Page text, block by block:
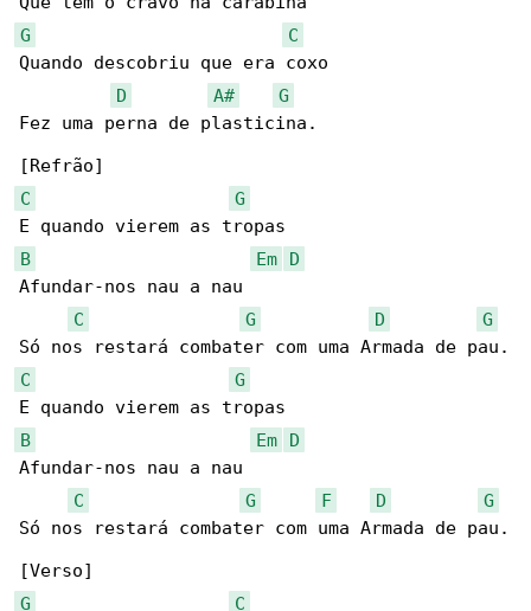
G
C
Quando descobriu que era coxo
D
A#
G
Fez uma perna de plasticina.
C
G
B
Em
D
Afundar-nos nau a nau
C
G D
G
C
G
B
Em
D
Afundar-nos nau a nau
C
G F D
G
Só nos restará combater com uma Armada de pau.
G
C